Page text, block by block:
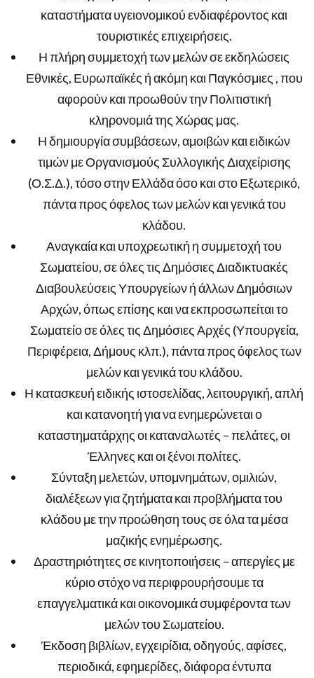
καταστήματα υγειονομικού ενδιαφέροντος και
τουριστικές επιχειρήσεις.
Η πλήρη συμμετοχή των μελών σε εκδηλώσεις
Εθνικές, Ευρωπαϊκές ή ακόμη και Παγκόσμιες , που
αφορούν και προωθούν την Πολιτιστική
κληρονομιά της Χώρας μας.
Η δημιουργία συμβάσεων, αμοιβών και ειδικών
τιμών με Οργανισμούς Συλλογικής Διαχείρισης
(Ο.Σ.Δ.), τόσο στην Ελλάδα όσο και στο Εξωτερικό,
πάντα προς όφελος των μελών και γενικά του
κλάδου.
Αναγκαία και υποχρεωτική η συμμετοχή του
Σωματείου, σε όλες τις Δημόσιες Διαδικτυακές
Διαβουλεύσεις Υπουργείων ή άλλων Δημόσιων
Αρχών, όπως επίσης και να εκπροσωπείται το
Σωματείο σε όλες τις Δημόσιες Αρχές (Υπουργεία,
Περιφέρεια, Δήμους κλπ.), πάντα προς όφελος των
μελών και γενικά του κλάδου.
Η κατασκευή ειδικής ιστοσελίδας, λειτουργική, απλή
και κατανοητή για να ενημερώνεται ο
καταστηματάρχης οι καταναλωτές – πελάτες, οι
Έλληνες και οι ξένοι πολίτες.
Σύνταξη μελετών, υπομνημάτων, ομιλιών,
διαλέξεων για ζητήματα και προβλήματα του
κλάδου με την προώθηση τους σε όλα τα μέσα
μαζικής ενημέρωσης.
Δραστηριότητες σε κινητοποιήσεις – απεργίες με
κύριο στόχο να περιφρουρήσουμε τα
επαγγελματικά και οικονομικά συμφέροντα των
μελών του Σωματείου.
Έκδοση βιβλίων, εγχειρίδια, οδηγούς, αφίσες,
περιοδικά, εφημερίδες, διάφορα έντυπα